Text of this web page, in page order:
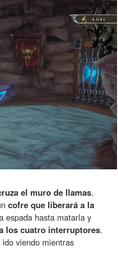
el muro de llamas.
cofre que liberará a la
espada hasta matarla y
los cuatro interruptores.
viendo mientras